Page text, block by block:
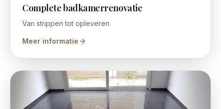
Complete badkamerrenovatie
Van strippen tot opleveren
Meer informatie